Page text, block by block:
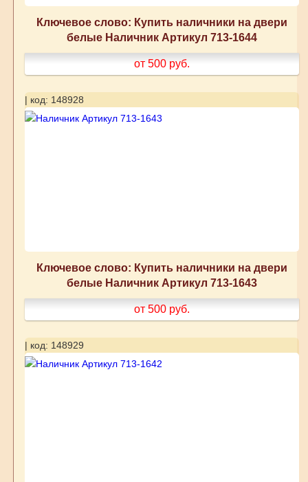
Ключевое слово: Купить наличники на двери
белые Наличник Артикул 713-1644
от 500 руб.
| код: 148928
Ключевое слово: Купить наличники на двери
белые Наличник Артикул 713-1643
от 500 руб.
| код: 148929